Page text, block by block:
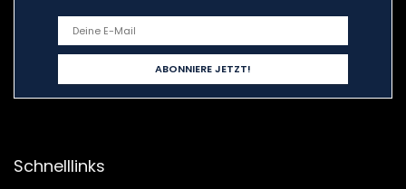
Schnelllinks